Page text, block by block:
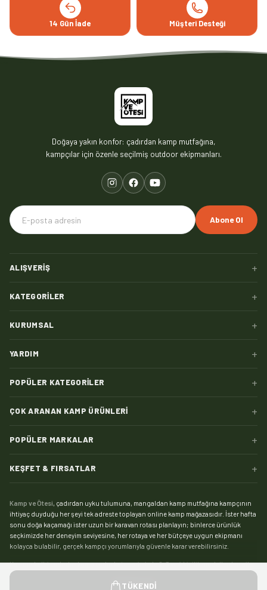
TÜKENDI
14 Gün İade Müşteri Desteği
Doğaya yakın konfor: çadırdan kamp mutfağına,
kampçılar için özenle seçilmiş outdoor ekipmanları.
Abone Ol
ALIŞVERIŞ +
KATEGORILER +
KURUMSAL +
YARDIM +
POPÜLER KATEGORILER +
ÇOK ARANAN KAMP ÜRÜNLERI +
POPÜLER MARKALAR +
KEŞFET & FIRSATLAR +
Kamp ve Ötesi, çadırdan uyku tulumuna, mangaldan kamp mutfağına kampçının
ihtiyaç duyduğu her şeyi tek adreste toplayan online kamp mağazasıdır. İster hafta
sonu doğa kaçamağı ister uzun bir karavan rotası planlayın; binlerce ürünlük
seçkimizde her deneyim seviyesine, her rotaya ve her bütçeye uygun ekipmanı
kolayca bulabilir, gerçek kampçı yorumlarıyla güvenle karar verebilirsiniz.
Kampın kalbi çadırdır:kamp çadırıkategorimizde 2, 3 ve 4 kişilik modellerden aile
boyu geniş yaşam alanlı çadırlara, saniyeler içinde kurulan otomatik çadırlardan
pratik şişme çadırlara kadar geniş bir yelpaze sizi bekliyor. Zorlu hava koşullarında
Devamını gör